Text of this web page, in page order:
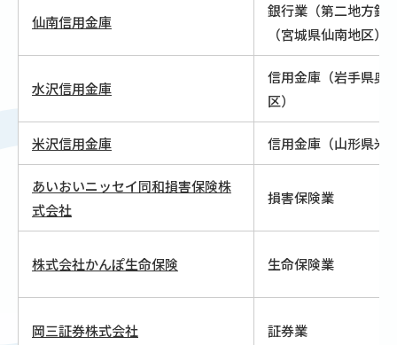
仙南信用金庫
銀行業（第二地方銀
（宮城県仙南地区）
水沢信用金庫
信用金庫（岩手県奥
区）
米沢信用金庫 信用金庫（山形県米
あいおいニッセイ同和損害保険株
式会社
損害保険業
株式会社かんぽ生命保険 生命保険業
岡三証券株式会社 証券業